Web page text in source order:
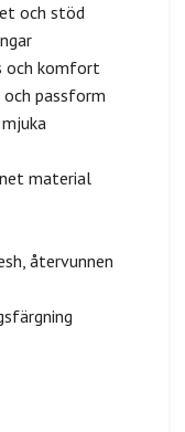
och stöd
och komfort
passform
material
återvunnen